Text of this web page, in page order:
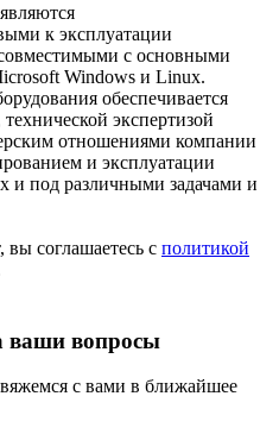
к эксплуатации
с основными
Windows и Linux.
обеспечивается
экспертизой
отношениями компании
и эксплуатации
и под различными задачами и
вы соглашаетесь с политикой
ваши вопросы
с вами в ближайшее